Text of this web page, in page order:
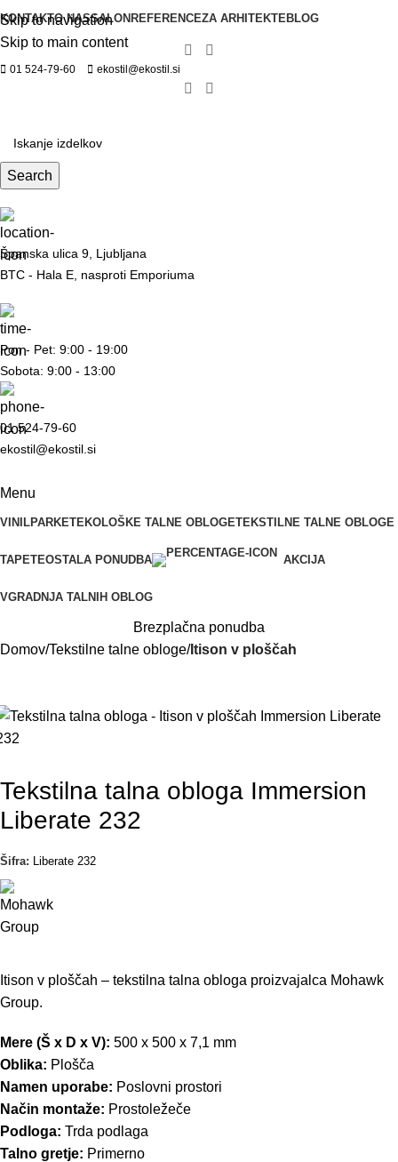
Skip to navigation
Skip to main content
KONTAKTO NASSALON REFERENCEZA ARHITEKTEBLOG
01 524-79-60 ekostil@ekostil.si
Search
Španska ulica 9, Ljubljana
BTC - Hala E, nasproti Emporiuma
Pon - Pet: 9:00 - 19:00
Sobota: 9:00 - 13:00
01 524-79-60
ekostil@ekostil.si
Menu
VINILPARKETEKOLOŠKE TALNE OBLOGETEKSTILNE TALNE OBLOGE
TAPETEOSTALA PONUDBA AKCIJA
VGRADNJA TALNIH OBLOG
Brezplačna ponudba
Domov Tekstilne talne obloge Itison v ploščah
Tekstilna talna obloga Immersion
Liberate 232
Šifra: Liberate 232
Itison v ploščah – tekstilna talna obloga proizvajalca Mohawk
Group.
Mere (Š x D x V): 500 x 500 x 7,1 mm
Oblika: Plošča
Namen uporabe: Poslovni prostori
Način montaže: Prostoležeče
Podloga: Trda podlaga
Talno gretje: Primerno